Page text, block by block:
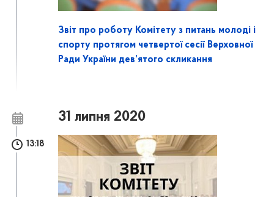
Звіт про роботу Комітету з питань молоді і
спорту протягом четвертої сесії Верховної
Ради України дев’ятого скликання
31 липня 2020
13:18